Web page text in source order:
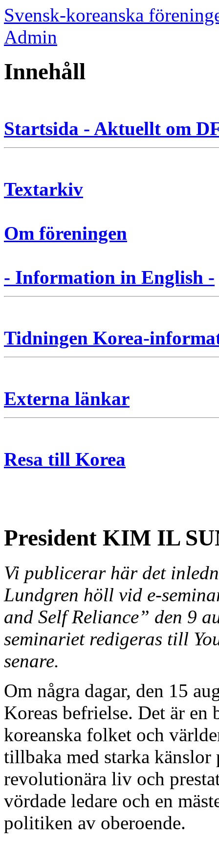
Svensk-koreanska
Admin
Innehåll
Startsida - Aktuellt om
Textarkiv
Om föreningen
- Information in English -
Tidningen Korea-
Externa länkar
Resa till Korea
President KIM IL
Vi publicerar här det
Lundgren höll vid e-
and Self Reliance” den 9
seminariet redigeras till
senare.
Om några dagar, den 15
Koreas befrielse. Det är en
koreanska folket och
tillbaka med starka
revolutionära liv och
vördade ledare och en
politiken av oberoende.